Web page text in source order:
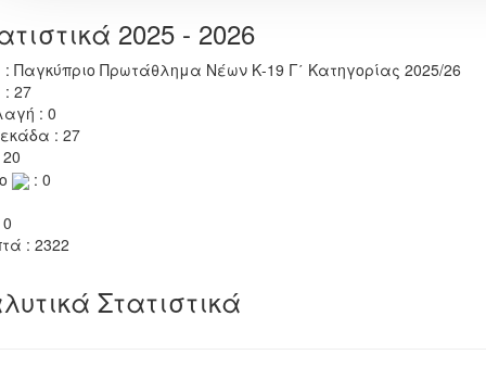
2025 - 2026
: Παγκύπριο Πρωτάθλημα Νέων Κ-19 Γ΄ Κατηγορίας 2025/26
: 27
: 0
: 27
: 0
: 2322
Στατιστικά